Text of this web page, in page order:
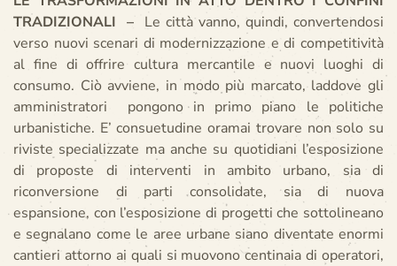
TRADIZIONALI – Le città vanno, quindi, convertendosi
verso nuovi scenari di modernizzazione e di competitività
al fine di offrire cultura mercantile e nuovi luoghi di
consumo. Ciò avviene, in modo più marcato, laddove gli
amministratori pongono in primo piano le politiche
urbanistiche. E’ consuetudine oramai trovare non solo su
riviste specializzate ma anche su quotidiani l’esposizione
di proposte di interventi in ambito urbano, sia di
riconversione di parti consolidate, sia di nuova
espansione, con l’esposizione di progetti che sottolineano
e segnalano come le aree urbane siano diventate enormi
cantieri attorno ai quali si muovono centinaia di operatori,